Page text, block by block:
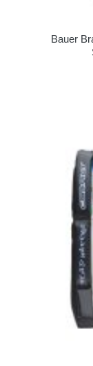
Bauer